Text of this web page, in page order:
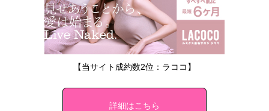
【当サイト成約数2位：ラココ】
詳細はこちら